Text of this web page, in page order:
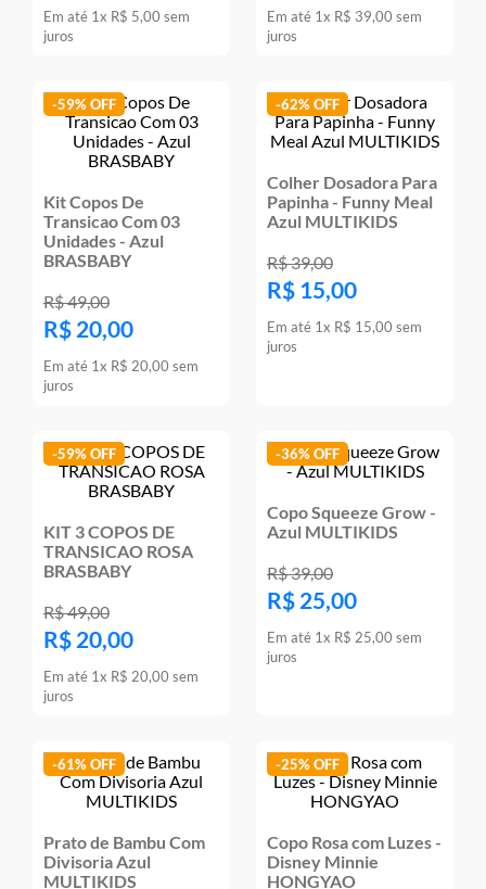
Em até 1x R$ 5,00 sem
juros
Em até 1x R$ 39,00 sem
juros
-59%
Kit Copos De
Transicao Com 03
Unidades - Azul
BRASBABY
R$49,00
R$ 20,00
Em até 1x R$ 20,00 sem
juros
-62%
Colher Dosadora Para
Papinha - Funny Meal
Azul MULTIKIDS
R$39,00
R$ 15,00
Em até 1x R$ 15,00 sem
juros
-59%
KIT 3 COPOS DE
TRANSICAO ROSA
BRASBABY
R$49,00
R$ 20,00
Em até 1x R$ 20,00 sem
juros
-36%
Copo Squeeze Grow -
Azul MULTIKIDS
R$39,00
R$ 25,00
Em até 1x R$ 25,00 sem
juros
-61%
Prato de Bambu Com
Divisoria Azul
MULTIKIDS
-25%
Copo Rosa com Luzes -
Disney Minnie
HONGYAO